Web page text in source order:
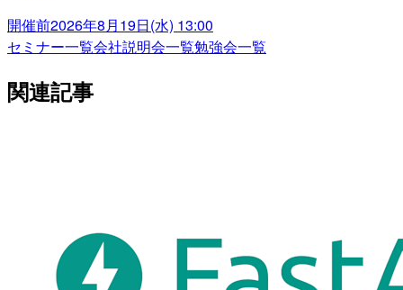
開催前2026年8月19日(水) 13:00
セミナー一覧会社説明会一覧勉強会一覧
関連記事